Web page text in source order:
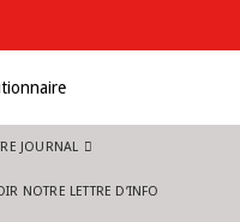
JOURNAL
NOTRE LETTRE D’INFO